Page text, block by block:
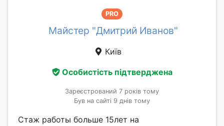
PRO
Майстер "Дмитрий Иванов"
Київ
Особистість підтверджена
Зареєстрований 7 років тому
Був на сайті 9 днів тому
Стаж работы больше 15лет на